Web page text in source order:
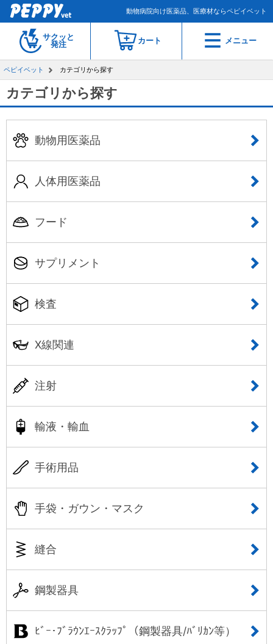
動物病院向け医薬品、医療材ならペピイベット
サクッと
発注
カート メニュー
ペピイベット カテゴリから探す
カテゴリから探す
動物用医薬品
人体用医薬品
フード
サプリメント
検査
X線関連
注射
輸液・輸血
手術用品
手袋・ガウン・マスク
縫合
鋼製器具
ﾋﾞｰ･ﾌﾞﾗｳﾝｴｰｽｸﾗｯﾌﾟ（鋼製器具/ﾊﾞﾘｶﾝ等）